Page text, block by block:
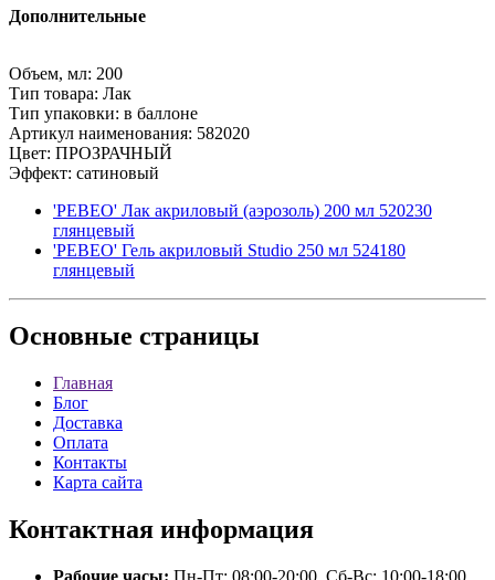
Дополнительные
Объем, мл: 200
Тип товара: Лак
Тип упаковки: в баллоне
Артикул наименования: 582020
Цвет: ПРОЗРАЧНЫЙ
Эффект: сатиновый
'PEBEO' Лак акриловый (аэрозоль) 200 мл 520230
глянцевый
'PEBEO' Гель акриловый Studio 250 мл 524180
глянцевый
Основные страницы
Главная
Блог
Доставка
Оплата
Контакты
Карта сайта
Контактная информация